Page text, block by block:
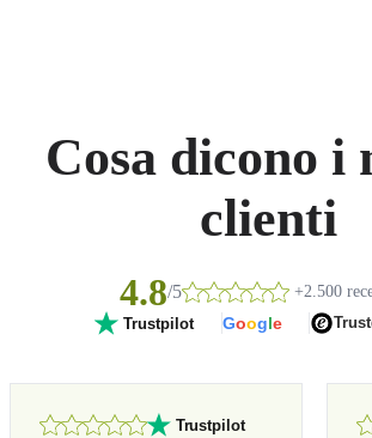
Cosa dicono i
clienti
4.8/5 +2.500
Trustpilot Google
Trustpilot